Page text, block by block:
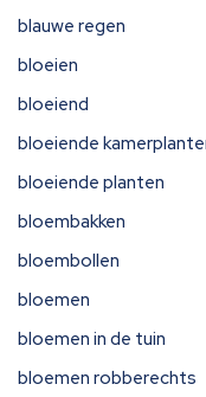
blauwe regen
bloeien
bloeiend
bloeiende
bloeiende planten
bloembakken
bloembollen
bloemen
bloemen in de tuin
bloemen robberechts